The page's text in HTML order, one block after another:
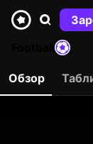
Обзор